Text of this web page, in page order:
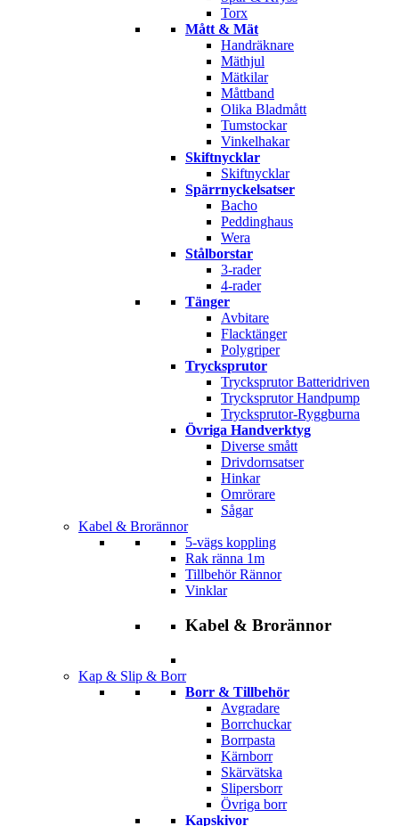
Torx
Mått & Mät
Handräknare
Mäthjul
Mätkilar
Måttband
Olika Bladmått
Tumstockar
Vinkelhakar
Skiftnycklar
Skiftnycklar
Spärrnyckelsatser
Bacho
Peddinghaus
Wera
Stålborstar
3-rader
4-rader
Tänger
Avbitare
Flacktänger
Polygriper
Trycksprutor
Trycksprutor Batteridriven
Trycksprutor Handpump
Trycksprutor-Ryggburna
Övriga Handverktyg
Diverse smått
Drivdornsatser
Hinkar
Omrörare
Sågar
Kabel & Brorännor
5-vägs koppling
Rak ränna 1m
Tillbehör Rännor
Vinklar
Kabel & Brorännor
Kap & Slip & Borr
Borr & Tillbehör
Avgradare
Borrchuckar
Borrpasta
Kärnborr
Skärvätska
Slipersborr
Övriga borr
Kapskivor